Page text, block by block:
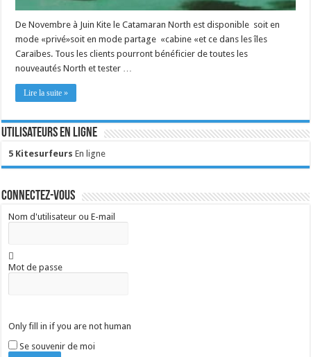
De Novembre à Juin Kite le Catamaran North est disponible soit en
mode «privé»soit en mode partage «cabine «et ce dans les îles
Caraïbes. Tous les clients pourront bénéficier de toutes les
nouveautés North et tester …
Lire la suite »
Utilisateurs en ligne
5 Kitesurfeurs En ligne
Connectez-vous
Nom d'utilisateur ou E-mail
Mot de passe
Only fill in if you are not human
Se souvenir de moi